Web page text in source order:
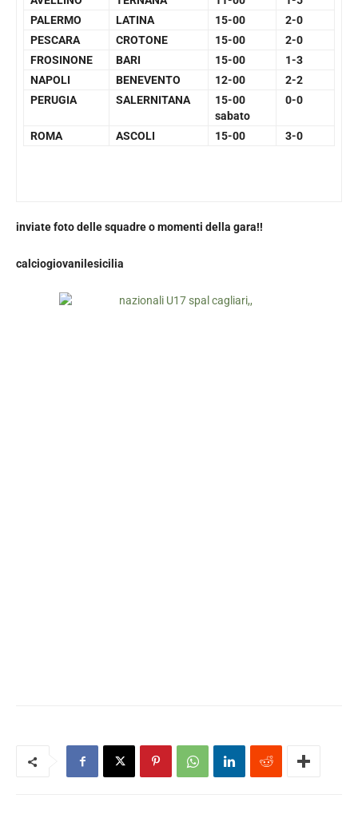
PALERMO
LATINA 15-00
2-0
PESCARA
CROTONE 15-00
2-0
FROSINONE
BARI 15-00
1-3
NAPOLI
BENEVENTO 12-00
2-2
PERUGIA
SALERNITANA
15-00
sabato
0-0
ROMA ASCOLI 15-00 3-0
inviate foto delle squadre o momenti della gara!!
calciogiovanilesicilia